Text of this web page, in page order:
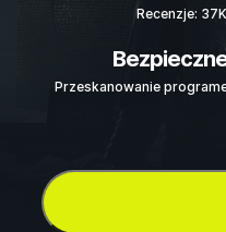
Recenzje: 37K
Przeskanowanie